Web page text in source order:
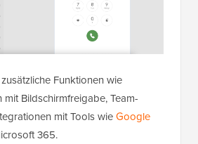
Funktionen wie
Bildschirmfreigabe, Team-
mit Tools wieGoogle
365.